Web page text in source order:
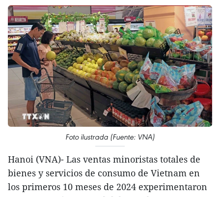
Foto ilustrada (Fuente: VNA)
Hanoi (VNA)- Las ventas minoristas totales de
bienes y servicios de consumo de Vietnam en
los primeros 10 meses de 2024 experimentaron